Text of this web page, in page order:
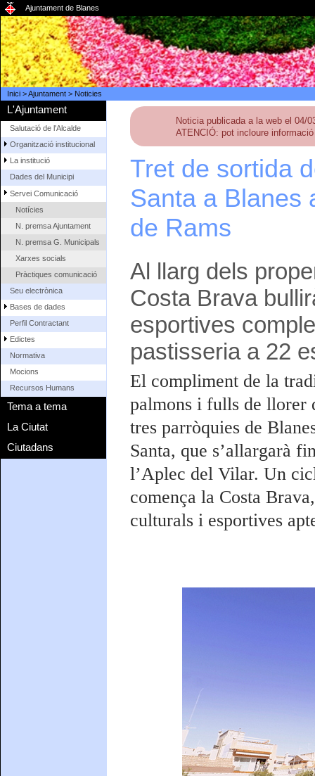
Ajuntament de Blanes
Inici>Ajuntament> Noticies
L'Ajuntament
Salutació de l'Alcalde
Organització institucional
La institució
Dades del Municipi
Servei Comunicació
Notícies
N. premsa Ajuntament
N. premsa G. Municipals
Xarxes socials
Pràctiques comunicació
Seu electrònica
Bases de dades
Perfil Contractant
Edictes
Normativa
Mocions
Recursos Humans
Tema a tema
La Ciutat
Ciutadans
Noticia publicada a la web el 04/
ATENCIÓ: pot incloure
Tret de sortida
Santa a Blanes
de Rams
Al llarg dels
Costa Brava
esportives
pastisseria a 22
El compliment de la
palmons i fulls de llorer
tres parròquies de
Santa, que s’allargarà
l’Aplec del Vilar. Un
comença la Costa
culturals i esportives